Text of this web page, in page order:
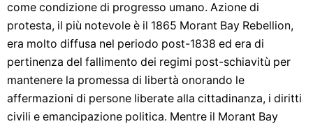
come condizione di progresso umano. Azione di
protesta, il più notevole è il 1865 Morant Bay Rebellion,
era molto diffusa nel periodo post-1838 ed era di
pertinenza del fallimento dei regimi post-schiavitù per
mantenere la promessa di libertà onorando le
affermazioni di persone liberate alla cittadinanza, i diritti
civili e emancipazione politica. Mentre il Morant Bay